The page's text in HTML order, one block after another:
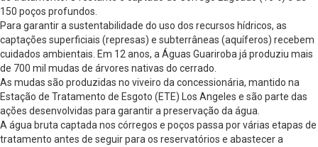
150 poços profundos.
Para garantir a sustentabilidade do uso dos recursos hídricos, as
captações superficiais (represas) e subterrâneas (aquíferos) recebem
cuidados ambientais. Em 12 anos, a Águas Guariroba já produziu mais
de 700 mil mudas de árvores nativas do cerrado.
As mudas são produzidas no viveiro da concessionária, mantido na
Estação de Tratamento de Esgoto (ETE) Los Angeles e são parte das
ações desenvolvidas para garantir a preservação da água.
A água bruta captada nos córregos e poços passa por várias etapas de
tratamento antes de seguir para os reservatórios e abastecer a